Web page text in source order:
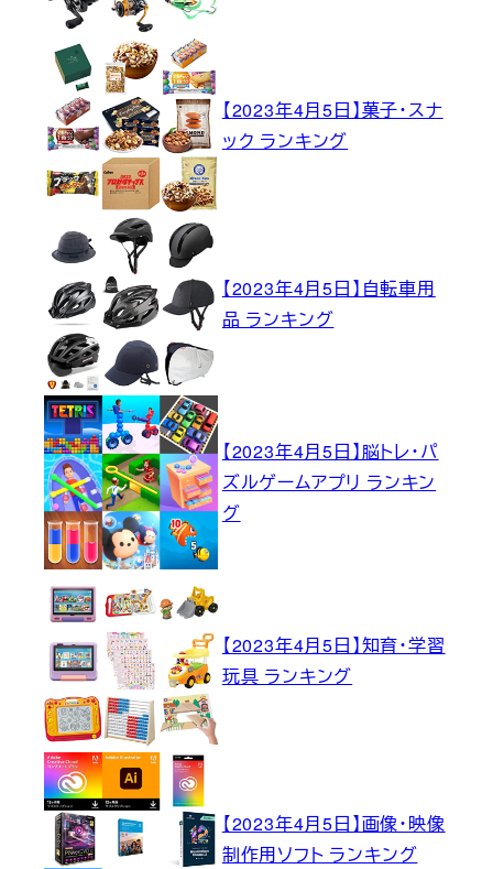
【2023年4月5日】菓子・スナ
ック ランキング
【2023年4月5日】自転車用
品 ランキング
【2023年4月5日】脳トレ・パ
ズルゲームアプリ ランキン
グ
【2023年4月5日】知育・学習
玩具 ランキング
【2023年4月5日】画像・映像
制作用ソフト ランキング